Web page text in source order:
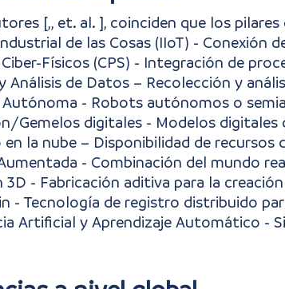
[,, et. al. ], coinciden que los
de las Cosas (IIoT) - Conexión
Ciber-Físicos (CPS) - Integración de
Análisis de Datos – Recolección y
Autónoma - Robots autónomos o
Gemelos digitales - Modelos
en la nube – Disponibilidad de
- Combinación del mundo
3D - Fabricación aditiva para la
- Tecnología de registro distribuido
Artificial y Aprendizaje Automático -